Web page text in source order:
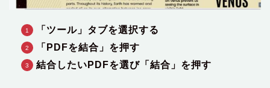
「ツール」タブを選択する
「PDFを結合」を押す
結合したいPDFを選び「結合」を押す